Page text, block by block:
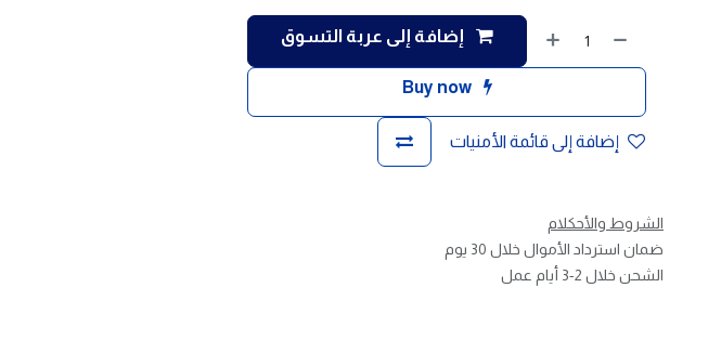
إضافة إلى عربة التسوق
Buy now
إضافة إلى قائمة الأمنيات
الشروط والأحكلام
ضمان استرداد الأموال خلال 30 يوم
الشحن خلال 2-3 أيام عمل